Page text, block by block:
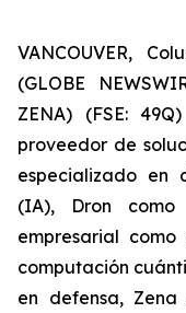
VANCOUVER,
(GLOBE
ZENA) (FSE:
proveedor de
especializado en
(IA), Dron como
empresarial
computación
en defensa,